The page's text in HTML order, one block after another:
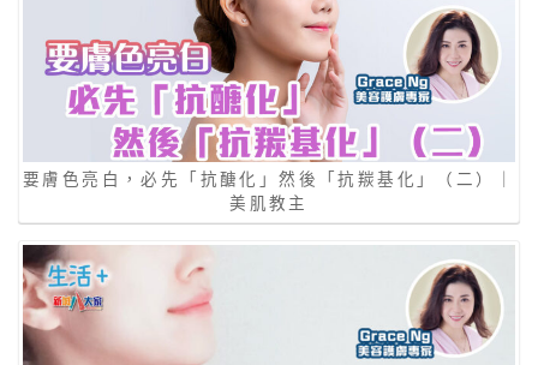
要膚色亮白，必先「抗醣化」然後「抗羰基化」（二）｜
美肌教主